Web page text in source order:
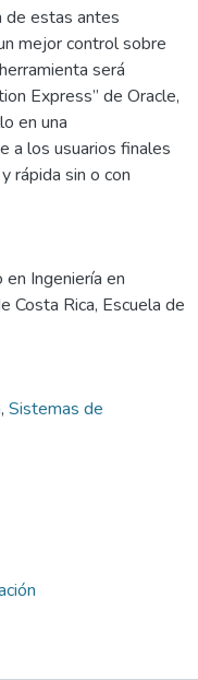
de estas antes
mejor control sobre
será
Express” de Oracle,
en una
a los usuarios finales
rápida sin o con
Ingeniería en
Costa Rica, Escuela de
, Sistemas de